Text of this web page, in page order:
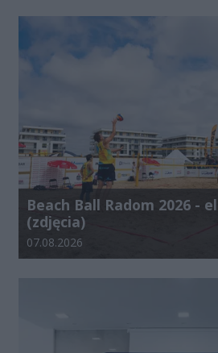
Beach Ball Radom 2026 -
(zdjęcia)
Data dodania galerii:
07.08.2026